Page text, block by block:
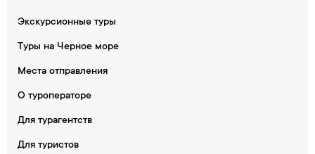
Экскурсионные туры
Туры на Черное море
Места отправления
О туроператоре
Для турагентств
Для туристов